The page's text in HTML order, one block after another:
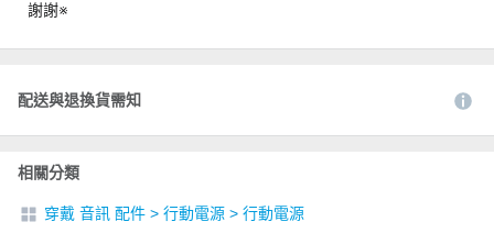
謝謝※
配送與退換貨需知
相關分類
穿戴 音訊 配件 > 行動電源 > 行動電源